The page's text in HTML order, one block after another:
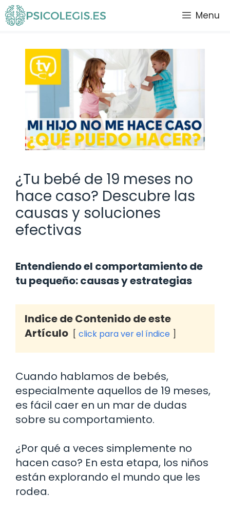
Saltar
al
Menu
¿Tu bebé de 19 meses no
hace caso? Descubre las
causas y soluciones
efectivas
Entendiendo el comportamiento de
tu pequeño: causas y estrategias
Indice de Contenido de este
Artículo
click para ver el índice
Cuando hablamos de bebés,
especialmente aquellos de 19 meses,
es fácil caer en un mar de dudas
sobre su comportamiento.
¿Por qué a veces simplemente no
hacen caso? En esta etapa, los niños
están explorando el mundo que les
rodea.